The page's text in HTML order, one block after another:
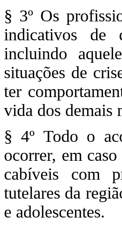
§ 3º Os
indicativos de
incluindo
situações de
ter
vida dos demais
§ 4º Todo o
ocorrer, em
cabíveis com
tutelares da
e adolescentes.